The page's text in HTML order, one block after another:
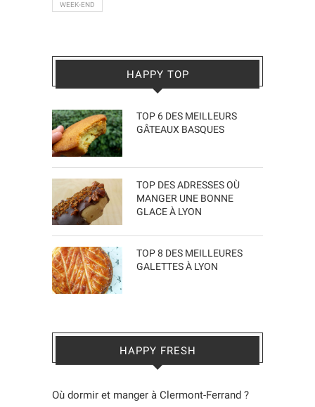
WEEK-END
HAPPY TOP
TOP 6 DES MEILLEURS
GÂTEAUX BASQUES
TOP DES ADRESSES OÙ
MANGER UNE BONNE
GLACE À LYON
TOP 8 DES MEILLEURES
GALETTES À LYON
HAPPY FRESH
Où dormir et manger à Clermont-Ferrand ?